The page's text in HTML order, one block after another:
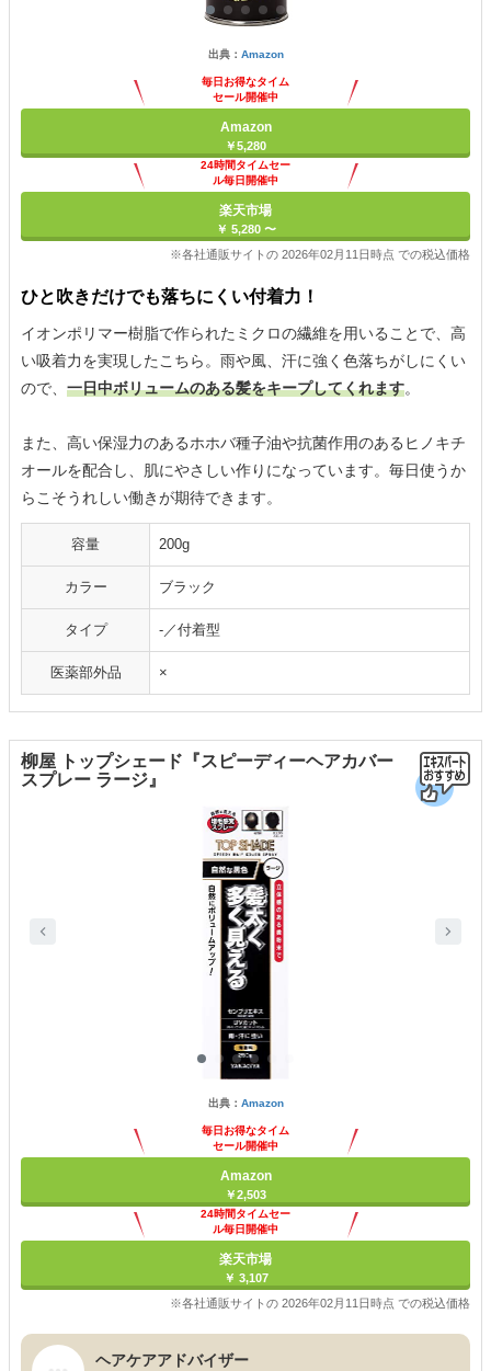
出典： Amazon
毎日お得なタイム
セール開催中
Amazon
￥5,280
24時間タイムセー
ル毎日開催中
楽天市場
￥ 5,280 〜
※各社通販サイトの 2026年02月11日時点 での税込価格
ひと吹きだけでも落ちにくい付着力！
イオンポリマー樹脂で作られたミクロの繊維を用いることで、高
い吸着力を実現したこちら。雨や風、汗に強く色落ちがしにくい
ので、 一日中ボリュームのある髪をキープしてくれます。
また、高い保湿力のあるホホバ種子油や抗菌作用のあるヒノキチ
オールを配合し、肌にやさしい作りになっています。毎日使うか
らこそうれしい働きが期待できます。
容量 200g
カラー ブラック
タイプ -／付着型
医薬部外品 ×
柳屋 トップシェード『スピーディーヘアカバー
スプレー ラージ』
出典： Amazon
毎日お得なタイム
セール開催中
Amazon
￥2,503
24時間タイムセー
ル毎日開催中
楽天市場
￥ 3,107
※各社通販サイトの 2026年02月11日時点 での税込価格
ヘアケアアドバイザー